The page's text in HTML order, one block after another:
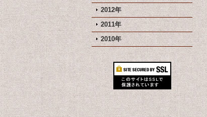
2012年
2011年
2010年